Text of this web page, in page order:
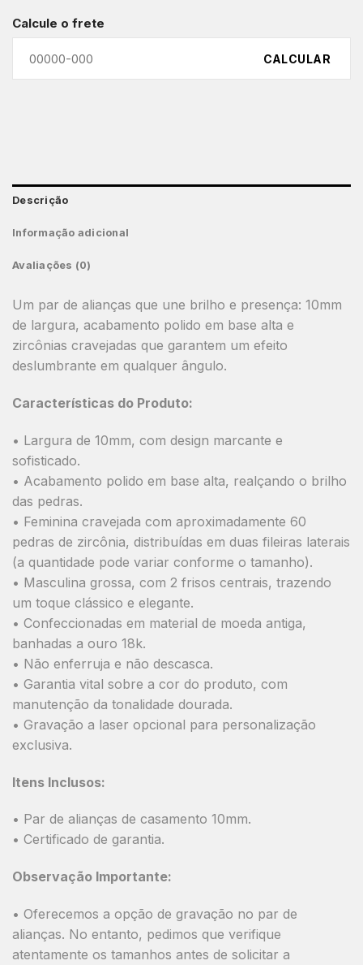
Calcule o frete
CALCULAR
Descrição
Informação adicional
Avaliações (0)
Um par de alianças que une brilho e presença: 10mm
de largura, acabamento polido em base alta e
zircônias cravejadas que garantem um efeito
deslumbrante em qualquer ângulo.
Características do Produto:
• Largura de 10mm, com design marcante e
sofisticado.
• Acabamento polido em base alta, realçando o brilho
das pedras.
• Feminina cravejada com aproximadamente 60
pedras de zircônia, distribuídas em duas fileiras laterais
(a quantidade pode variar conforme o tamanho).
• Masculina grossa, com 2 frisos centrais, trazendo
um toque clássico e elegante.
• Confeccionadas em material de moeda antiga,
banhadas a ouro 18k.
• Não enferruja e não descasca.
• Garantia vital sobre a cor do produto, com
manutenção da tonalidade dourada.
• Gravação a laser opcional para personalização
exclusiva.
Itens Inclusos:
• Par de alianças de casamento 10mm.
• Certificado de garantia.
Observação Importante:
• Oferecemos a opção de gravação no par de
alianças. No entanto, pedimos que verifique
atentamente os tamanhos antes de solicitar a